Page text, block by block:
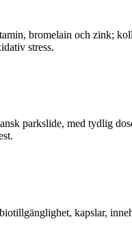
bromelain och zink;
stress.
parkslide, med tydlig
kapslar,